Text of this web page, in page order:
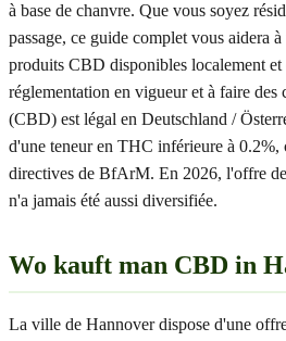
à base de chanvre. Que vous soyez
passage, ce guide complet vous aidera
produits CBD disponibles localement et
réglementation en vigueur et à faire
(CBD) est légal en Deutschland /
d'une teneur en THC inférieure à 0.2%,
directives de BfArM. En 2026, l'offre
n'a jamais été aussi diversifiée.
Wo kauft man CBD in
La ville de Hannover dispose d'une